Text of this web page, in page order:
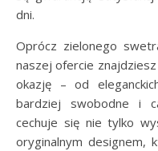
dni.
Oprócz zielonego
naszej ofercie
okazję – od
bardziej swobodne i
cechuje się nie tylko
oryginalnym designem,